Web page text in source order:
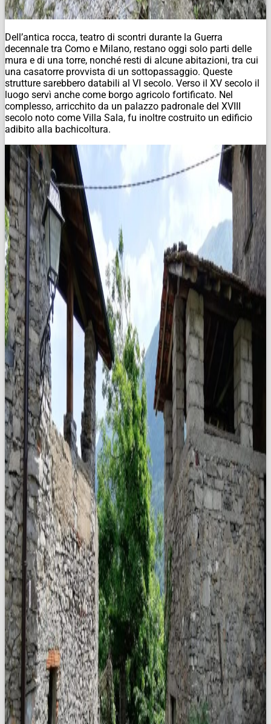
Dell’antica rocca, teatro di scontri durante la Guerra
decennale tra Como e Milano, restano oggi solo parti delle
mura e di una torre, nonché resti di alcune abitazioni, tra cui
una casatorre provvista di un sottopassaggio. Queste
strutture sarebbero databili al VI secolo. Verso il XV secolo il
luogo servì anche come borgo agricolo fortificato. Nel
complesso, arricchito da un palazzo padronale del XVIII
secolo noto come Villa Sala, fu inoltre costruito un edificio
adibito alla bachicoltura.